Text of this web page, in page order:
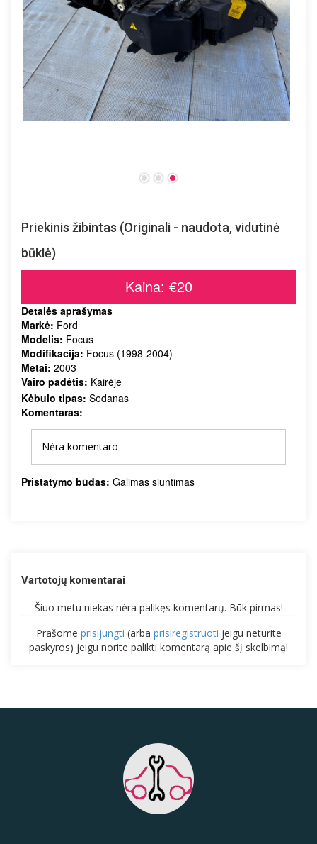
Priekinis žibintas (Originali - naudota, vidutinė
būklė)
Kaina: €20
Detalės aprašymas
Markė: Ford
Modelis: Focus
Modifikacija: Focus (1998-2004)
Metai: 2003
Vairo padėtis: Kairėje
Kėbulo tipas: Sedanas
Komentaras:
Nėra komentaro
Pristatymo būdas: Galimas siuntimas
Vartotojų komentarai
Šiuo metu niekas nėra palikęs komentarų. Būk pirmas!
Prašome prisijungti (arba prisiregistruoti jeigu neturite
paskyros) jeigu norite palikti komentarą apie šį skelbimą!